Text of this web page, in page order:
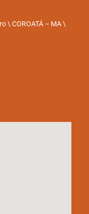
\ COROATÁ – MA \